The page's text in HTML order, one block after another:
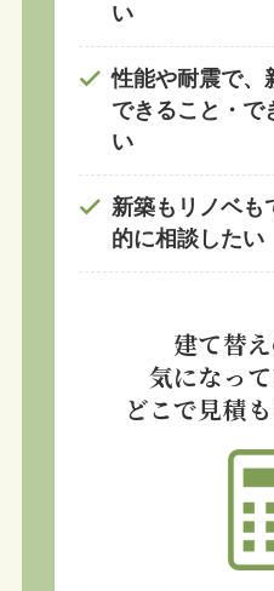
い
性能や耐震で、
できること・で
い
新築もリノベも
的に相談したい
建て替
気になっ
どこで見積